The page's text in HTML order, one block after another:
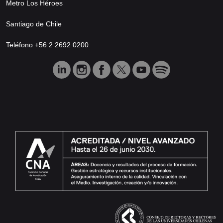
Metro Los Héroes
Santiago de Chile
Teléfono +56 2 2692 0200